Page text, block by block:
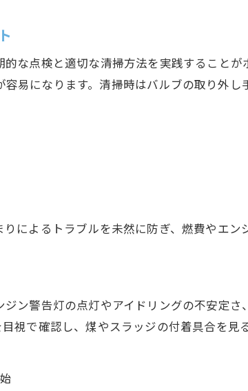
EGRバルブ清掃後のエンジン始動と走行チ
な点検と適切な清掃方法を実践すること
易になります。清掃時はバルブの取り外
によるトラブルを未然に防ぎ、燃費やエン
ン警告灯の点灯やアイドリングの不安定
視で確認し、煤やスラッジの付着具合を見